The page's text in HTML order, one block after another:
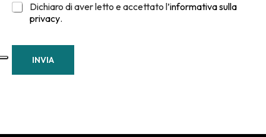
Dichiaro di aver letto e accettato l’informativa sulla
privacy.
INVIA